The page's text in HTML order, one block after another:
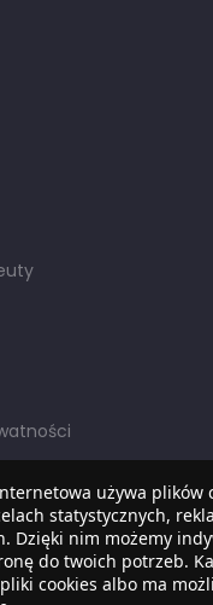
używa plików
statystycznych,
Dzięki nim możemy
do twoich potrzeb.
cookies albo ma